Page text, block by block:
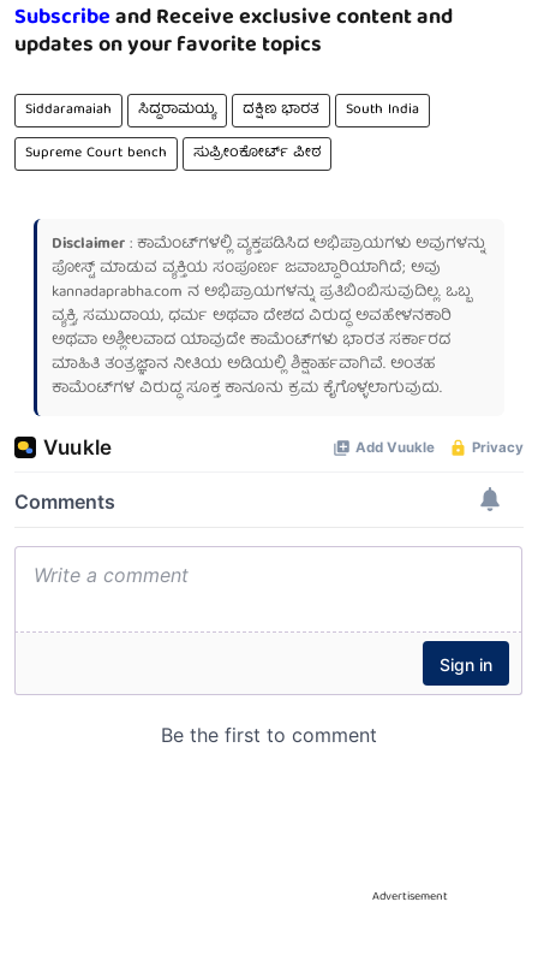
Subscribeand Receive exclusive content and
updates on your favorite topics
Siddaramaiah ಸಿದ್ದರಾಮಯ್ಯ ದಕ್ಷಿಣ ಭಾರತ
South India
Supreme Court bench
ಸುಪ್ರೀಂಕೋರ್ಟ್ ಪೀಠ
Disclaimer: ಕಾಮೆಂಟ್‌ಗಳಲ್ಲಿ ವ್ಯಕ್ತಪಡಿಸಿದ ಅಭಿಪ್ರಾಯಗಳು ಅವುಗಳನ್ನು
ಪೋಸ್ಟ್ ಮಾಡುವ ವ್ಯಕ್ತಿಯ ಸಂಪೂರ್ಣ ಜವಾಬ್ದಾರಿಯಾಗಿದೆ; ಅವು
kannadaprabha.com ನ ಅಭಿಪ್ರಾಯಗಳನ್ನು ಪ್ರತಿಬಿಂಬಿಸುವುದಿಲ್ಲ. ಒಬ್ಬ
ವ್ಯಕ್ತಿ, ಸಮುದಾಯ, ಧರ್ಮ ಅಥವಾ ದೇಶದ ವಿರುದ್ಧ ಅವಹೇಳನಕಾರಿ
ಅಥವಾ ಅಶ್ಲೀಲವಾದ ಯಾವುದೇ ಕಾಮೆಂಟ್‌ಗಳು ಭಾರತ ಸರ್ಕಾರದ
ಮಾಹಿತಿ ತಂತ್ರಜ್ಞಾನ ನೀತಿಯ ಅಡಿಯಲ್ಲಿ ಶಿಕ್ಷಾರ್ಹವಾಗಿವೆ. ಅಂತಹ
ಕಾಮೆಂಟ್‌ಗಳ ವಿರುದ್ಧ ಸೂಕ್ತ ಕಾನೂನು ಕ್ರಮ ಕೈಗೊಳ್ಳಲಾಗುವುದು.
Advertisement